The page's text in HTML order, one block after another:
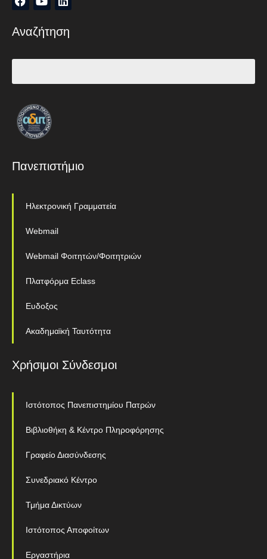
Αναζήτηση
Πανεπιστήμιο
Ηλεκτρονική Γραμματεία
Webmail
Webmail Φοιτητών/Φοιτητριών
Πλατφόρμα Eclass
Ευδοξος
Ακαδημαϊκή Ταυτότητα
Χρήσιμοι Σύνδεσμοι
Ιστότοπος Πανεπιστημίου Πατρών
Βιβλιοθήκη & Κέντρο Πληροφόρησης
Γραφείο Διασύνδεσης
Συνεδριακό Κέντρο
Τμήμα Δικτύων
Ιστότοπος Αποφοίτων
Εργαστήρια